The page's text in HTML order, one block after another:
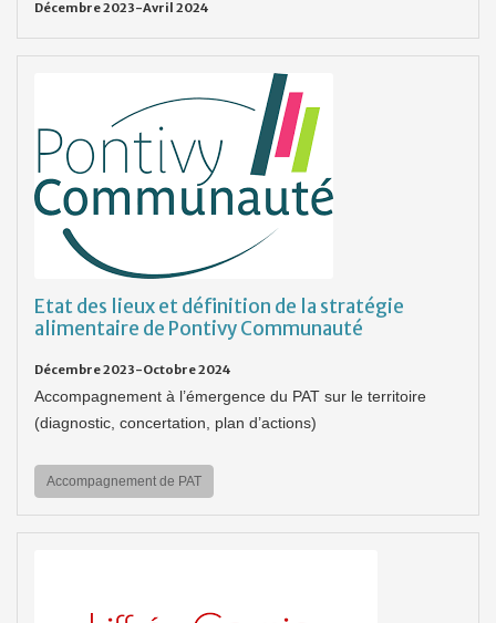
Décembre 2023-Avril 2024
Etat des lieux et définition de la stratégie
alimentaire de Pontivy Communauté
Décembre 2023-Octobre 2024
Accompagnement à l’émergence du PAT sur le territoire
(diagnostic, concertation, plan d’actions)
Accompagnement de PAT